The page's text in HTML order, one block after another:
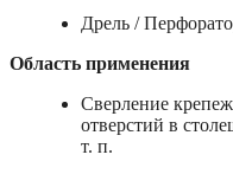
Дрель /
Область применения
Сверление
отверстий в
т. п.